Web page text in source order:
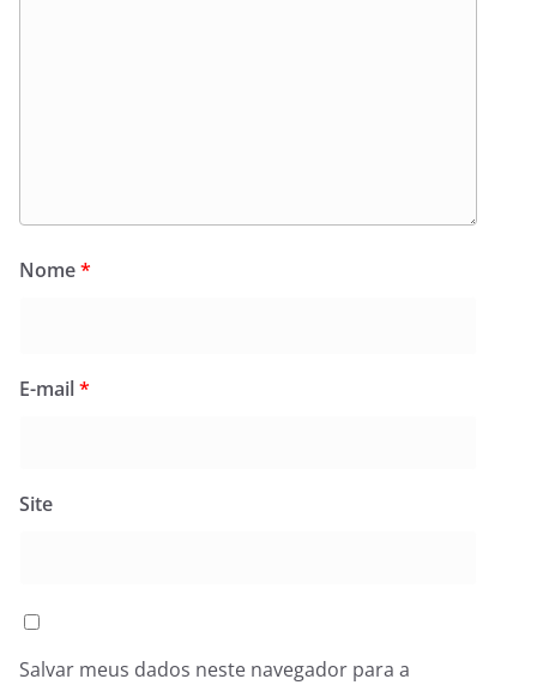
Nome*
E-mail*
Site
Salvar meus dados neste navegador para a